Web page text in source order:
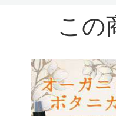
らクチコ
ントプレ
この